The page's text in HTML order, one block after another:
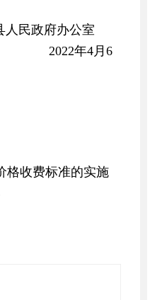
府办公室
4月6
收费标准的实施
办发〔2017〕198